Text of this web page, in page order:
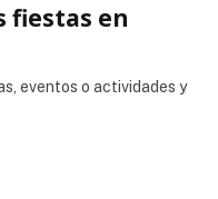
fiestas en
eventos o actividades y